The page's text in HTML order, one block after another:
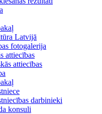
Latvijā
fotogalerija
attiecības
attiecības
darbinieki
konsuli